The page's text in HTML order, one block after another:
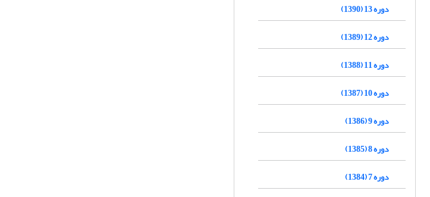
دوره 13 (1390)
دوره 12 (1389)
دوره 11 (1388)
دوره 10 (1387)
دوره 9 (1386)
دوره 8 (1385)
دوره 7 (1384)